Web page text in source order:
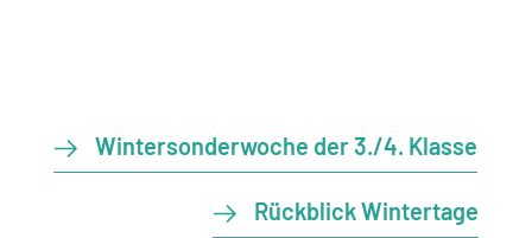
Wintersonderwoche der 3./4. Klasse
Rückblick Wintertage